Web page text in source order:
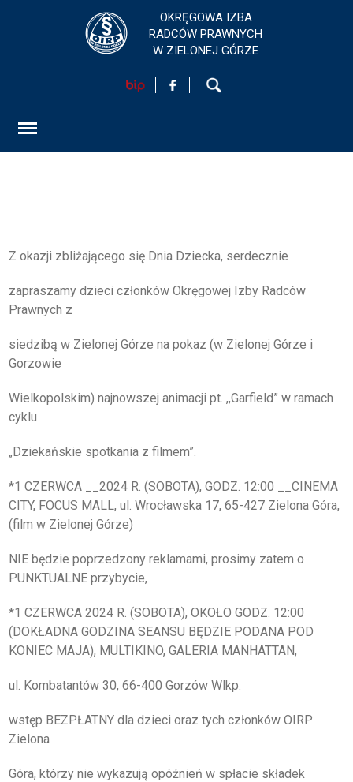
KONTAKT
DLA RADCÓW
KLUB SENIORA
MEDIACJI
BIBLIOTEKA
OKRĘGOWA IZBA
RADCÓW PRAWNYCH
W ZIELONEJ GÓRZE
Z okazji zbliżającego się Dnia Dziecka, serdecznie
zapraszamy dzieci członków Okręgowej Izby Radców
Prawnych z
siedzibą w Zielonej Górze na pokaz (w Zielonej Górze i
Gorzowie
Wielkopolskim) najnowszej animacji pt. ,,Garfield” w ramach
cyklu
„Dziekańskie spotkania z filmem”.
*1 CZERWCA __2024 R. (SOBOTA), GODZ. 12:00 __CINEMA
CITY, FOCUS MALL, ul. Wrocławska 17, 65-427 Zielona Góra,
(film w Zielonej Górze)
NIE będzie poprzedzony reklamami, prosimy zatem o
PUNKTUALNE przybycie,
*1 CZERWCA 2024 R. (SOBOTA), OKOŁO GODZ. 12:00
(DOKŁADNA GODZINA SEANSU BĘDZIE PODANA POD
KONIEC MAJA), MULTIKINO, GALERIA MANHATTAN,
ul. Kombatantów 30, 66-400 Gorzów Wlkp.
wstęp BEZPŁATNY dla dzieci oraz tych członków OIRP
Zielona
Góra, którzy nie wykazują opóźnień w spłacie składek